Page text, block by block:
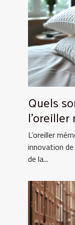
Quels
L’oreiller
innovation
de la...